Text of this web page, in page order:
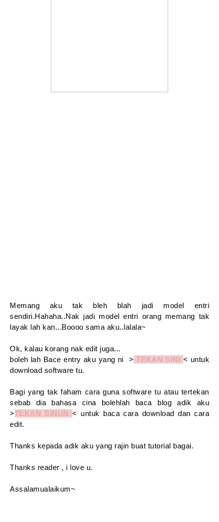
Memang aku tak bleh blah jadi model entri
sendiri.Hahaha..Nak jadi model entri orang memang tak
layak lah kan...Boooo sama aku..lalala~
Ok, kalau korang nak edit juga...
boleh lah Bace entry aku yang ni > TEKAN SINI < untuk
download software tu.
Bagi yang tak faham cara guna software tu atau tertekan
sebab dia bahasa cina bolehlah baca blog adik aku
>TEKAN SINUN < untuk baca cara download dan cara
edit.
Thanks kepada adik aku yang rajin buat tutorial bagai.
Thanks reader , i love u.
Assalamualaikum~